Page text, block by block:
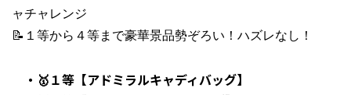
ャチャレンジ
📝１等から４等まで豪華景品勢ぞろい！ハズレなし！
・🥇１等【アドミラルキャディバッグ】